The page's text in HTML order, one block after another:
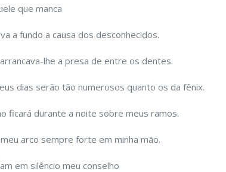
que manca
a fundo a causa dos desconhecidos.
lhe a presa de entre os dentes.
dias serão tão numerosos quanto os da fênix.
ficará durante a noite sobre meus ramos.
arco sempre forte em minha mão.
em silêncio meu conselho